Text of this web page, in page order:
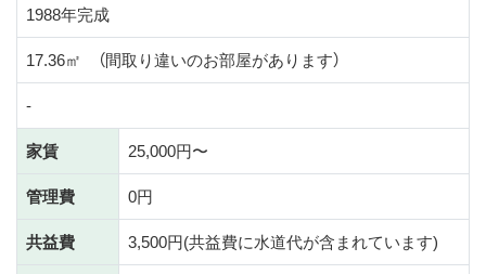
1988年完成
17.36㎡ （間取り違いのお部屋があります）
-
家賃
25,000円〜
管理費
0円
共益費
3,500円(共益費に水道代が含まれています)